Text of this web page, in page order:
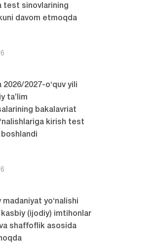
test sinovlarining
davom etmoqda
2027-o‘quv yili
ta’lim
bakalavriat
kirish test
yo‘nalishi
kasbiy (ijodiy) imtihonlar
shaffoflik asosida